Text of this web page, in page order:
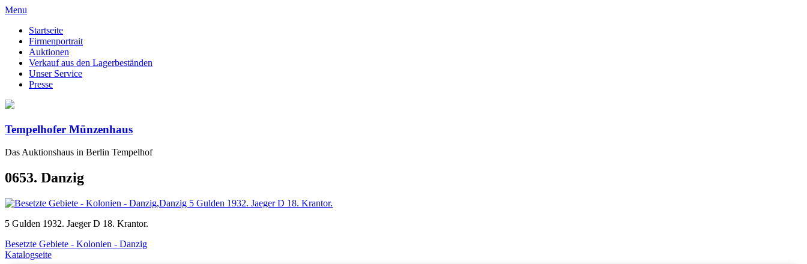
Menu
Startseite
Firmenportrait
Auktionen
Verkauf aus den Lagerbeständen
Unser Service
Presse
Tempelhofer Münzenhaus
Das Auktionshaus in Berlin Tempelhof
0653. Danzig
5 Gulden 1932. Jaeger D 18. Krantor.
Besetzte Gebiete - Kolonien - Danzig
Katalogseite